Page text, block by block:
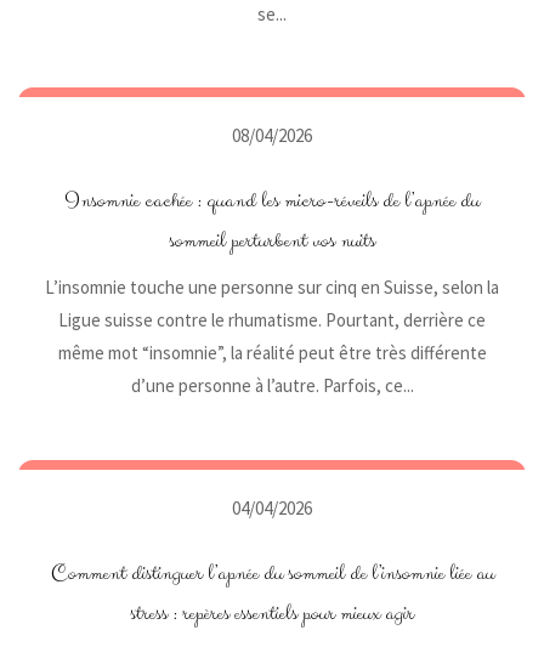
se...
08/04/2026
Insomnie cachée : quand les micro-réveils de l’apnée du
sommeil perturbent vos nuits
L’insomnie touche une personne sur cinq en Suisse, selon la
Ligue suisse contre le rhumatisme. Pourtant, derrière ce
même mot “insomnie”, la réalité peut être très différente
d’une personne à l’autre. Parfois, ce...
04/04/2026
Comment distinguer l’apnée du sommeil de l’insomnie liée au
stress : repères essentiels pour mieux agir